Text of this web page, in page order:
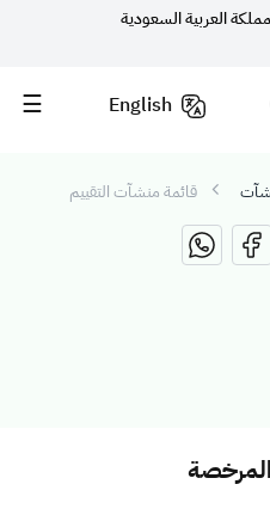
العربية السعودية
English
قائمة منشآت التقييم